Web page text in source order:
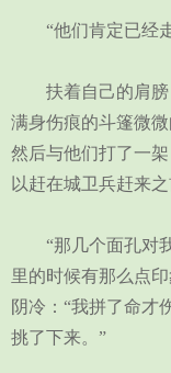
“他们肯定已经
扶着自己的肩膀
满身伤痕的斗篷微
然后与他们打了一
以赶在城卫兵赶来
“那几个面孔对我
里的时候有那么点
阴冷：“我拼了命才
挑了下来。”